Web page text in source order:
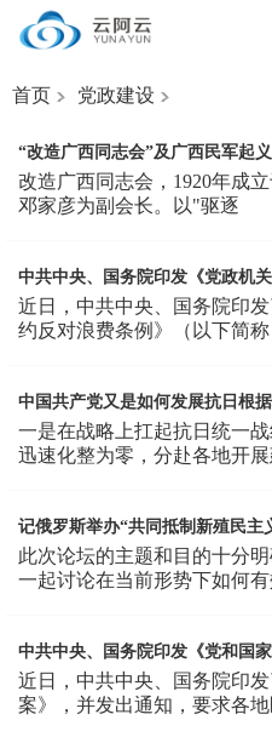
首页 党政建设
“改造广西同志会”及广西民军起义
改造广西同志会，1920年成
邓家彦为副会长。以"驱逐
中共中央、国务院印发《党政机
近日，中共中央、国务院印
约反对浪费条例》（以下简称
中国共产党又是如何发展抗日根
一是在战略上扛起抗日统一
迅速化整为零，分赴各地开展
记俄罗斯举办“共同抵制新殖民主
此次论坛的主题和目的十分
一起讨论在当前形势下如何有
中共中央、国务院印发《党和国家
近日，中共中央、国务院印
案》，并发出通知，要求各